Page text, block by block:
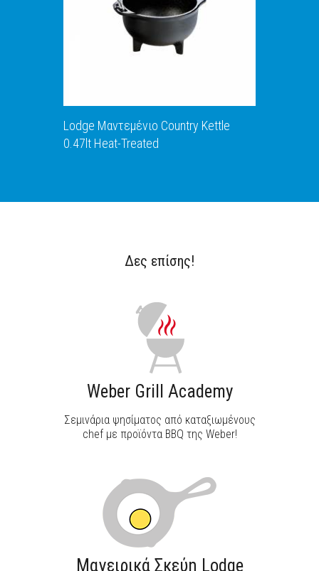
ΑΝΑΚΑΛΥΨΕ ΤΟ
Lodge Μαντεμένιο Country Kettle
0.47lt Heat-Treated
Δες επίσης!
Weber Grill Academy
Σεμινάρια ψησίματος από καταξιωμένους
chef με προϊόντα BBQ της Weber!
Μαγειρικά Σκεύη Lodge